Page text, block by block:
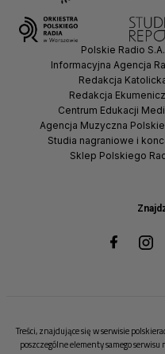
Polskie Radio S.A.
Informacyjna Agencja
Redakcja
Redakcja
Centrum Edukacji
Agencja Muzyczna
Studia nagraniowe i
Sklep Polskiego
Treści, znajdujące się w serwisie
poszczególne elementy samego